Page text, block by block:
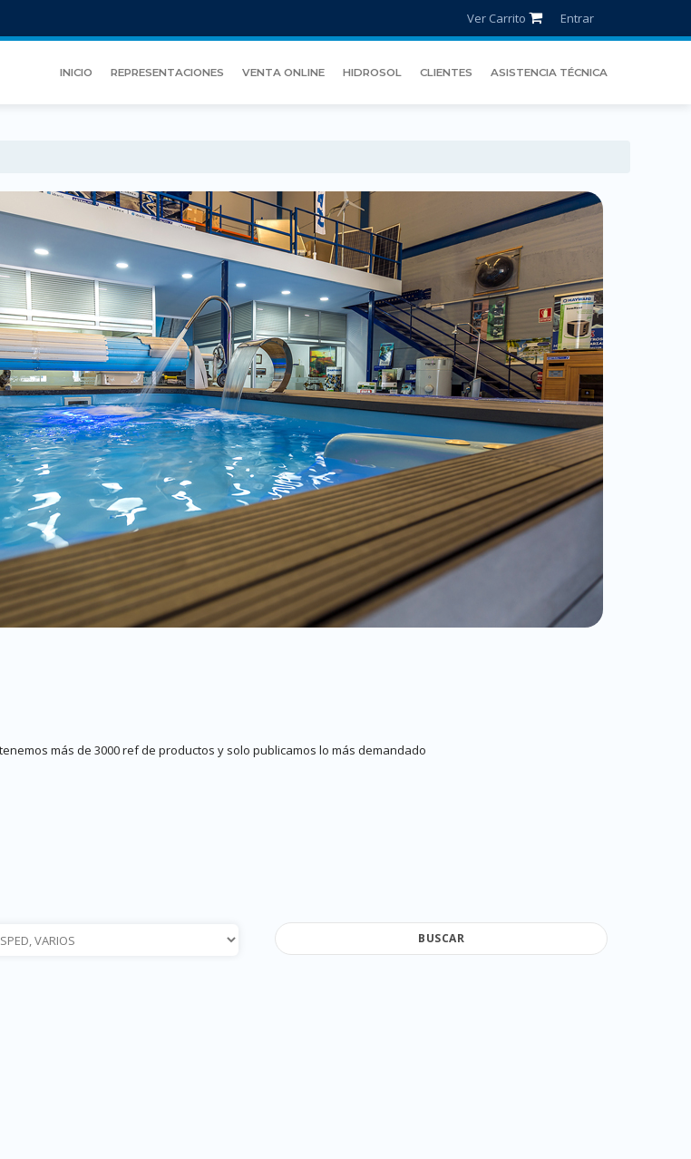
Ver Carrito Entrar
INICIO REPRESENTACIONES VENTA ONLINE HIDROSOL CLIENTES ASISTENCIA TÉCNICA
más de 3000 ref de productos y solo publicamos lo más demandado
BUSCAR